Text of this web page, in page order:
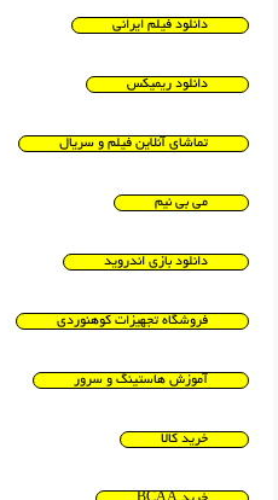
دانلود فیلم ایرانی
دانلود ریمیکس
تماشای آنلاین فیلم و سریال
می بی نیم
دانلود بازی اندروید
فروشگاه تجهیزات کوهنوردی
آموزش هاستینگ و سرور
خرید کالا